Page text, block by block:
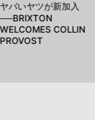
ヤバいヤツが新加入
──BRIXTON
WELCOMES COLLIN
PROVOST